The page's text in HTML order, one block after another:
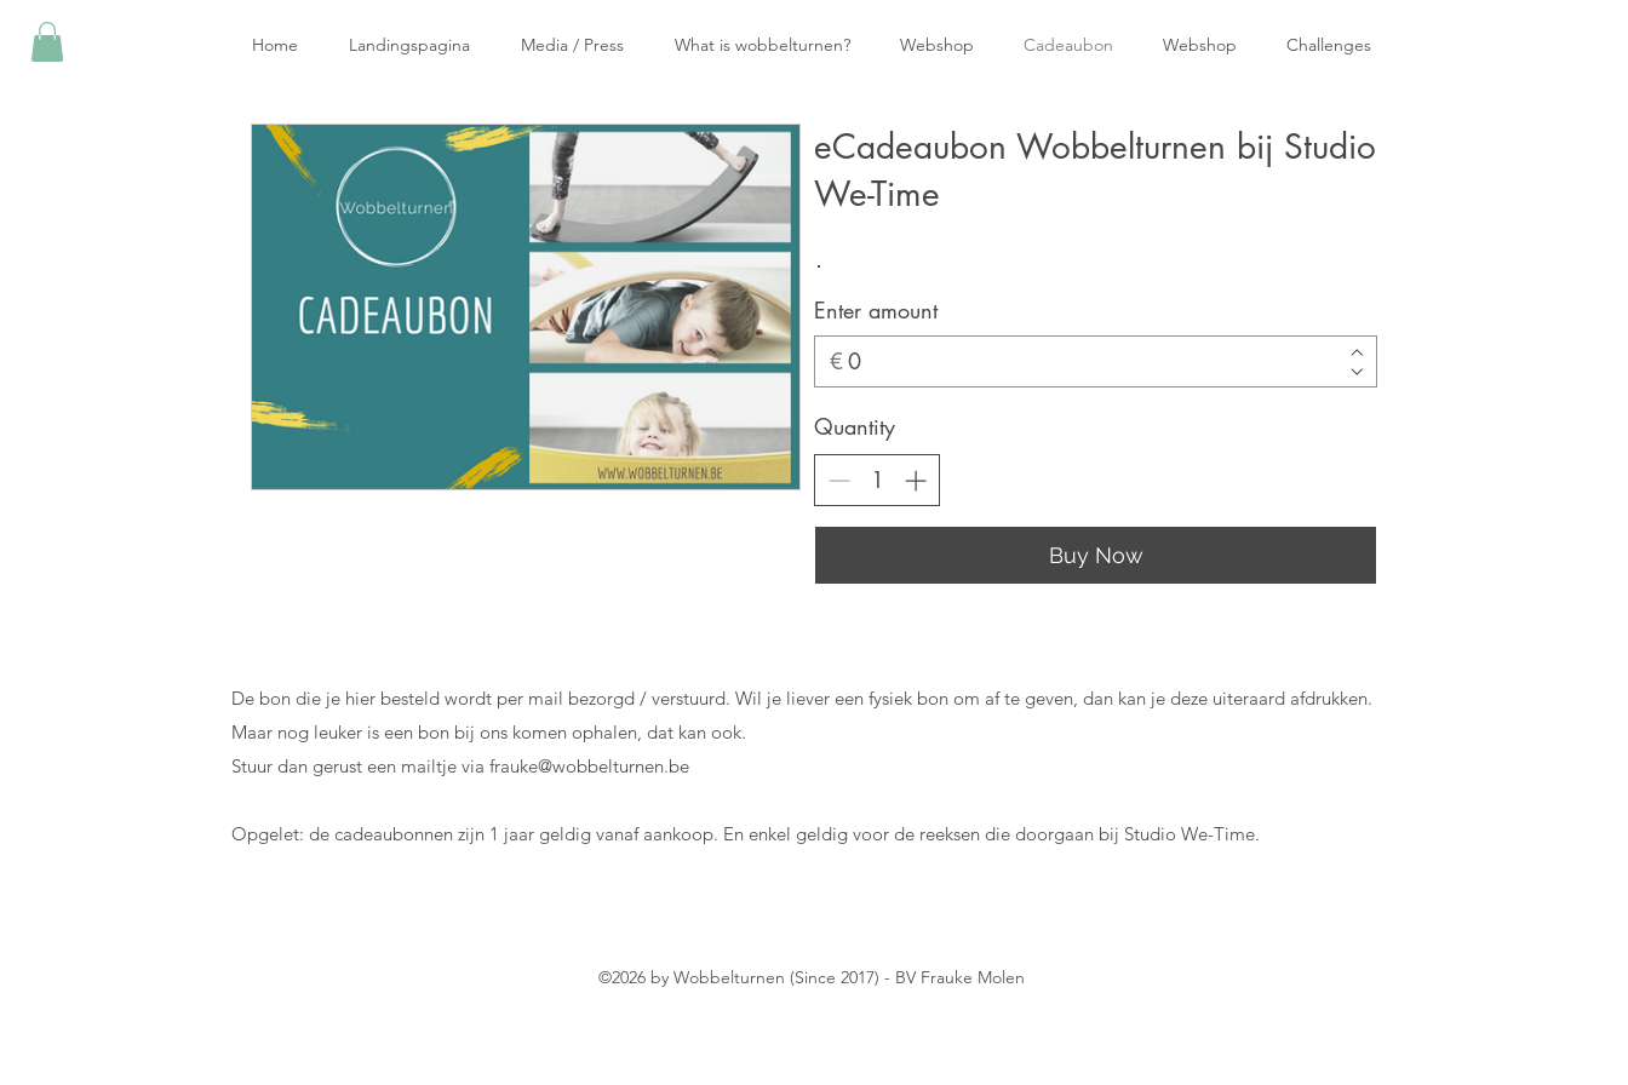
Home Landingspagina Media / Press What is wobbelturnen? Webshop Cadeaubon Webshop Challenges
eCadeaubon Wobbelturnen bij Studio
We-Time
Enter amount
€
Quantity
Buy Now
De bon die je hier besteld wordt per mail bezorgd / verstuurd. Wil je liever een fysiek bon om af te geven, dan kan je deze uiteraard afdrukken.
Maar nog leuker is een bon bij ons komen ophalen, dat kan ook.
Stuur dan gerust een mailtje via frauke@wobbelturnen.be
Opgelet: de cadeaubonnen zijn 1 jaar geldig vanaf aankoop. En enkel geldig voor de reeksen die doorgaan bij Studio We-Time.
©2026 by Wobbelturnen (Since 2017) - BV Frauke Molen